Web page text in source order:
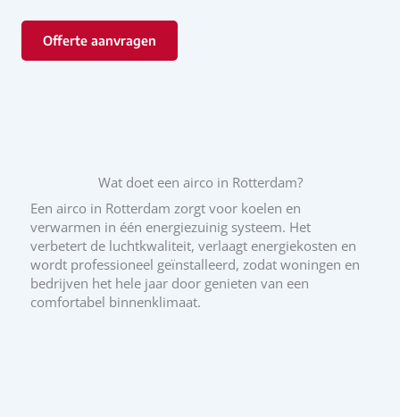
Offerte aanvragen
Wat doet een airco in Rotterdam?
Een airco in Rotterdam zorgt voor koelen en
verwarmen in één energiezuinig systeem. Het
verbetert de luchtkwaliteit, verlaagt energiekosten en
wordt professioneel geïnstalleerd, zodat woningen en
bedrijven het hele jaar door genieten van een
comfortabel binnenklimaat.